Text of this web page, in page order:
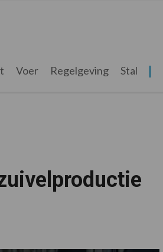
Voer Regelgeving Stal